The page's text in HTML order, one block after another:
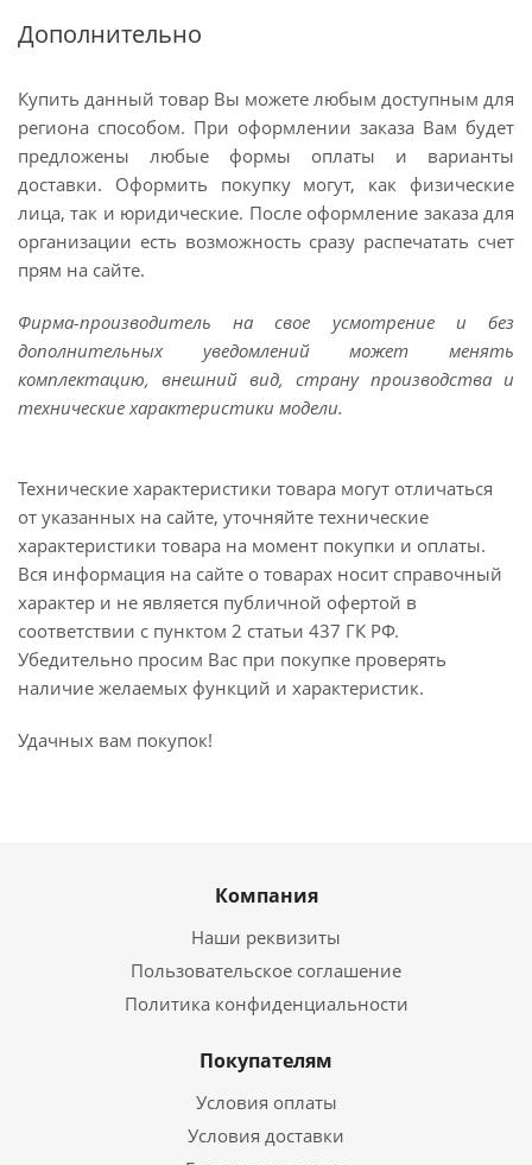
Дополнительно
Купить данный товар Вы можете любым доступным для
региона способом. При оформлении заказа Вам будет
предложены любые формы оплаты и варианты
доставки. Оформить покупку могут, как физические
лица, так и юридические. После оформление заказа для
организации есть возможность сразу распечатать счет
прям на сайте.
Фирма-производитель на свое усмотрение и без
дополнительных уведомлений может менять
комплектацию, внешний вид, страну производства и
технические характеристики модели.
Технические характеристики товара могут отличаться
от указанных на сайте, уточняйте технические
характеристики товара на момент покупки и оплаты.
Вся информация на сайте о товарах носит справочный
характер и не является публичной офертой в
соответствии с пунктом 2 статьи 437 ГК РФ.
Убедительно просим Вас при покупке проверять
наличие желаемых функций и характеристик.
Удачных вам покупок!
Компания
Наши реквизиты
Пользовательское соглашение
Политика конфиденциальности
Покупателям
Условия оплаты
Условия доставки